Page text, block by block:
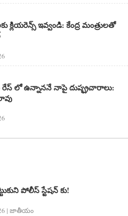
క్లియరెన్స్ ఇవ్వండి: కేంద్ర మంత్రులతో
రేస్ లో ఉన్నాననే నాపై దుష్ఫ్రచారాలు:
పోలీస్ స్టేషన్ కు!
| జాతీయం